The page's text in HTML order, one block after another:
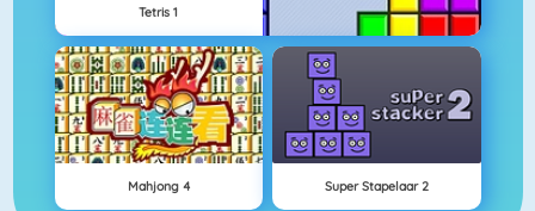
Tetris 1
Mahjong 4 Super Stapelaar 2